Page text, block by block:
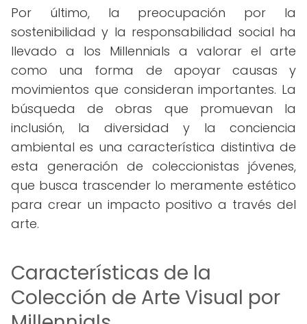
Por último, la preocupación por la
sostenibilidad y la responsabilidad social ha
llevado a los Millennials a valorar el arte
como una forma de apoyar causas y
movimientos que consideran importantes. La
búsqueda de obras que promuevan la
inclusión, la diversidad y la conciencia
ambiental es una característica distintiva de
esta generación de coleccionistas jóvenes,
que busca trascender lo meramente estético
para crear un impacto positivo a través del
arte.
Características de la
Colección de Arte Visual por